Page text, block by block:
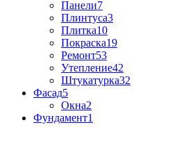
Панели7
Плинтуса3
Плитка10
Покраска19
Ремонт53
Утепление42
Штукатурка32
Фасад5
Окна2
Фундамент1